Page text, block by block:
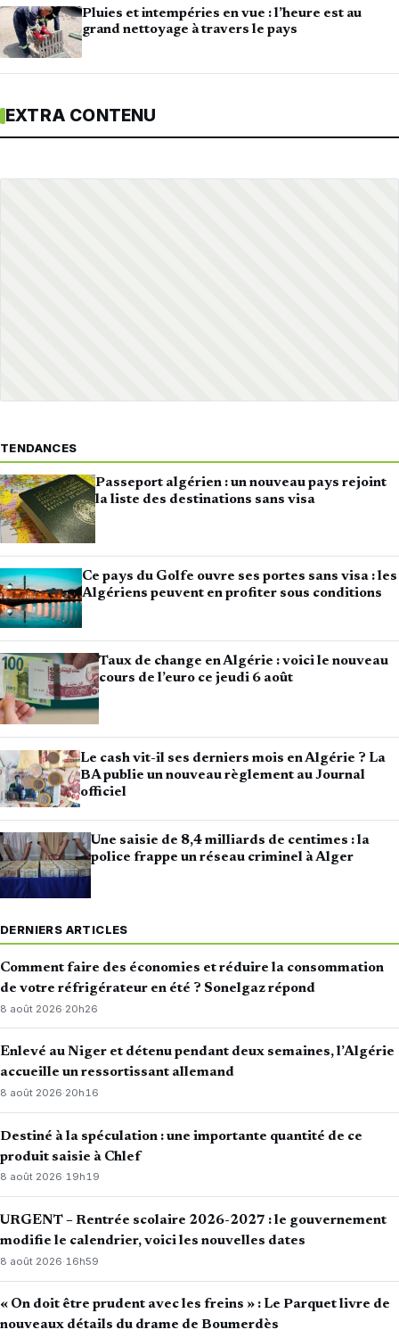
Pluies et intempéries en vue : l’heure est au
grand nettoyage à travers le pays
EXTRA CONTENU
TENDANCES
Passeport algérien : un nouveau pays rejoint
la liste des destinations sans visa
Ce pays du Golfe ouvre ses portes sans visa : les
Algériens peuvent en profiter sous conditions
Taux de change en Algérie : voici le nouveau
cours de l’euro ce jeudi 6 août
Le cash vit-il ses derniers mois en Algérie ? La
BA publie un nouveau règlement au Journal
officiel
Une saisie de 8,4 milliards de centimes : la
police frappe un réseau criminel à Alger
DERNIERS ARTICLES
Comment faire des économies et réduire la consommation
de votre réfrigérateur en été ? Sonelgaz répond
8 août 2026·20h26
Enlevé au Niger et détenu pendant deux semaines, l’Algérie
accueille un ressortissant allemand
8 août 2026·20h16
Destiné à la spéculation : une importante quantité de ce
produit saisie à Chlef
8 août 2026·19h19
URGENT – Rentrée scolaire 2026-2027 : le gouvernement
modifie le calendrier, voici les nouvelles dates
8 août 2026· 16h59
« On doit être prudent avec les freins » : Le Parquet livre de
nouveaux détails du drame de Boumerdès